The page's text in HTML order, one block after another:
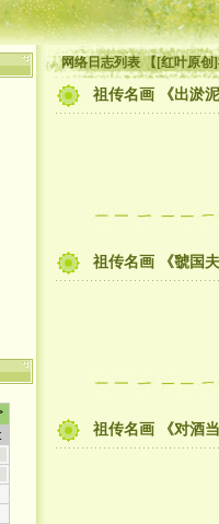
网络日志列表 【[红叶原创
祖传名画 《出淤
祖传名画 《虢国
祖传名画 《对酒